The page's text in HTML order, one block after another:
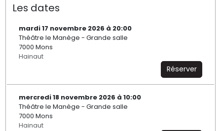
Les dates
mardi 17 novembre 2026 à 20:00
Théâtre le Manège - Grande salle
7000 Mons
Hainaut
Réserver
mercredi 18 novembre 2026 à 10:00
Théâtre le Manège - Grande salle
7000 Mons
Hainaut